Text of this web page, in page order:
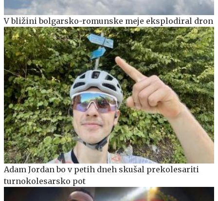
V bližini bolgarsko-romunske meje eksplodiral dron
Adam Jordan bo v petih dneh skušal prekolesariti
turnokolesarsko pot